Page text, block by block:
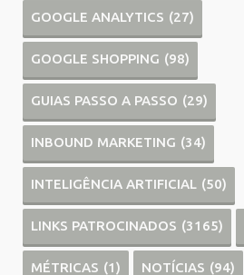
GOOGLE ANALYTICS (27)
GOOGLE SHOPPING (98)
GUIAS PASSO A PASSO (29)
INBOUND MARKETING (34)
INTELIGÊNCIA ARTIFICIAL (50)
LINKS PATROCINADOS (3165)
MÉTRICAS (1) NOTÍCIAS (94)